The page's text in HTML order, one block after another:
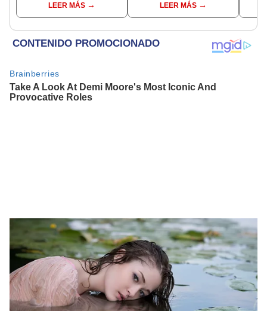
Kanashiro trabajaba: “Él
tiene sus…”
LEER MÁS
acusarla de tener
relación con él: “Es
LEER MÁS